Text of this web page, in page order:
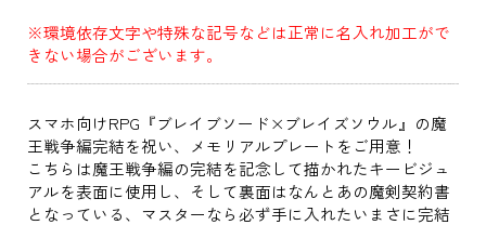
※環境依存文字や特殊な記号などは正常に名入れ加工がで
きない場合がございます。
スマホ向けRPG『ブレイブソード×ブレイズソウル』の魔
王戦争編完結を祝い、メモリアルプレートをご用意！
こちらは魔王戦争編の完結を記念して描かれたキービジュ
アルを表面に使用し、そして裏面はなんとあの魔剣契約書
となっている、マスターなら必ず手に入れたいまさに完結